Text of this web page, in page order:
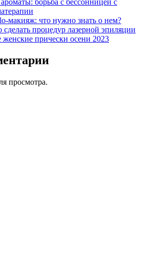
макияж: что нужно знать о нем?
процедур лазерной эпиляции
прически осени 2023
просмотра.